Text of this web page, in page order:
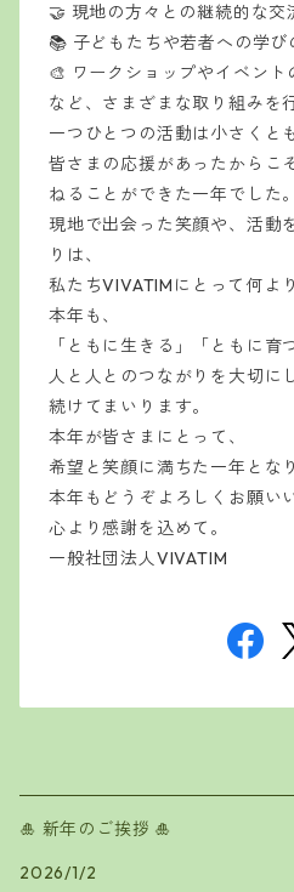
🤝 現地の方々との継続的な交
📚 子どもたちや若者への学び
🎨 ワークショップやイベント
など、さまざまな取り組みを
一つひとつの活動は小さくとも
皆さまの応援があったからこ
ねることができた一年でした。
現地で出会った笑顔や、活動
りは、
私たちVIVATIMにとって何よ
本年も、
「ともに生きる」「ともに育
人と人とのつながりを大切に
続けてまいります。
本年が皆さまにとって、
希望と笑顔に満ちた一年とな
本年もどうぞよろしくお願い
心より感謝を込めて。
一般社団法人VIVATIM
🎍 新年のご挨拶 🎍
2026/1/2